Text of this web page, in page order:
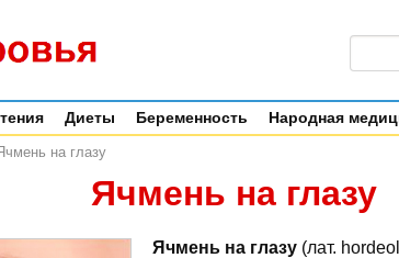
Диеты Беременность Народная
на глазу
Ячмень на глазу
Ячмень на глазу (лат.